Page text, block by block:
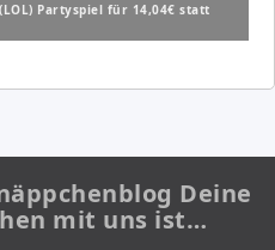
Partyspiel für 14,04€ statt
Deine
mit uns ist…